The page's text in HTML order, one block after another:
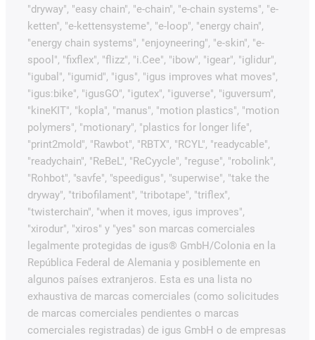
"dryway", "easy chain", "e-chain", "e-chain systems", "e-
ketten", "e-kettensysteme", "e-loop", "energy chain",
"energy chain systems", "enjoyneering", "e-skin", "e-
spool", "fixflex", "flizz", "i.Cee", "ibow", "igear", "iglidur",
"igubal", "igumid", "igus", "igus improves what moves",
"igus:bike", "igusGO", "igutex", "iguverse", "iguversum",
"kineKIT", "kopla", "manus", "motion plastics", "motion
polymers", "motionary", "plastics for longer life",
"print2mold", "Rawbot", "RBTX", "RCYL", "readycable",
"readychain", "ReBeL", "ReCyycle", "reguse", "robolink",
"Rohbot", "savfe", "speedigus", "superwise", "take the
dryway", "tribofilament", "tribotape", "triflex",
"twisterchain", "when it moves, igus improves",
"xirodur", "xiros" y "yes" son marcas comerciales
legalmente protegidas de igus® GmbH/Colonia en la
República Federal de Alemania y posiblemente en
algunos países extranjeros. Esta es una lista no
exhaustiva de marcas comerciales (como solicitudes
de marcas comerciales pendientes o marcas
comerciales registradas) de igus GmbH o de empresas